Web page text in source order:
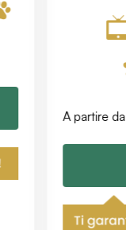
A partire da